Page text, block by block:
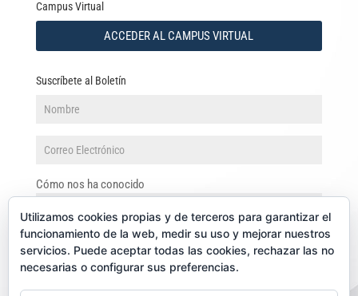
Campus Virtual
ACCEDER AL CAMPUS VIRTUAL
Suscríbete al Boletín
Cómo nos ha conocido
Utilizamos cookies propias y de terceros para garantizar el
funcionamiento de la web, medir su uso y mejorar nuestros
servicios. Puede aceptar todas las cookies, rechazar las no
necesarias o configurar sus preferencias.